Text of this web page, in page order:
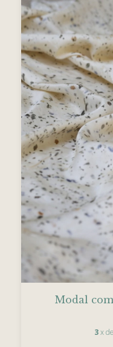
Modal com
3 x de